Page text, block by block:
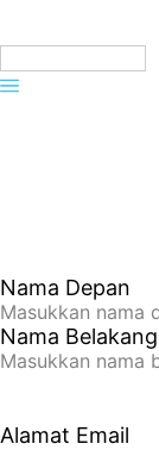
Nama Depan
Nama Belakang
Alamat Email